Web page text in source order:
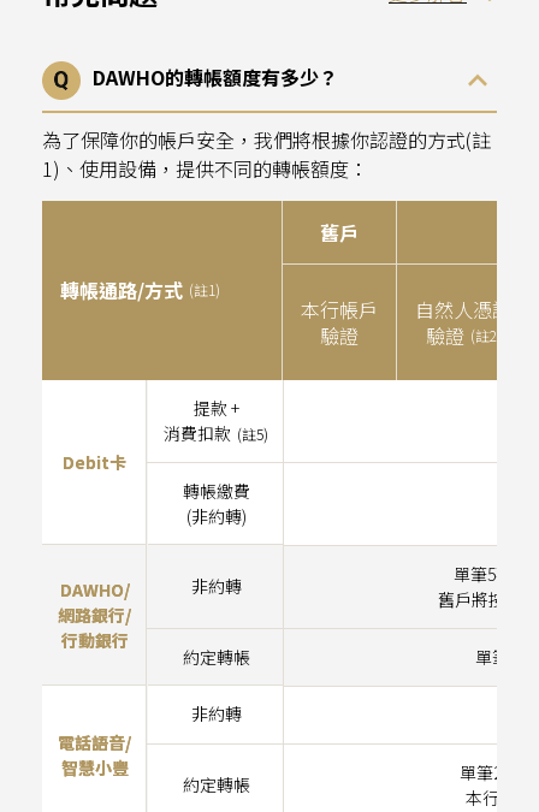
也可以隨時取消
DAWHO的轉帳額度有多少？
為了保障你的帳戶安全，我們將根據你認證的方式(註
1)、使用設備，提供不同的轉帳額度：
轉帳通路/方式 (註1)
舊戶
本行帳戶
驗證
自然人憑證
驗證 (註2)
Debit卡
提款 +
消費扣款 (註5)
轉帳繳費
(非約轉)
DAWHO/
網路銀行/
行動銀行
非約轉
單筆5萬/
舊戶將按驗
約定轉帳 單筆
電話語音/
智慧小豐
非約轉
約定轉帳
單筆200
本行本人